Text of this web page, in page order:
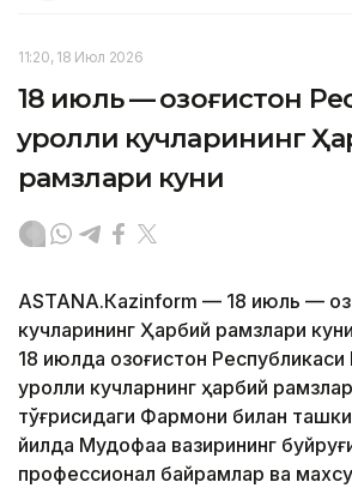
11:20, 18 Июл 2026
18 июль — Қозоғистон
Қуролли кучларининг
рамзлари куни
АSTANА.Кazinform — 18 июль —
кучларининг Ҳарбий рамзлари
18 июлда Қозоғистон
Қуролли кучларнинг ҳарбий
тўғрисидаги Фармони билан
йилда Мудофаа вазирининг
профессионал байрамлар ва